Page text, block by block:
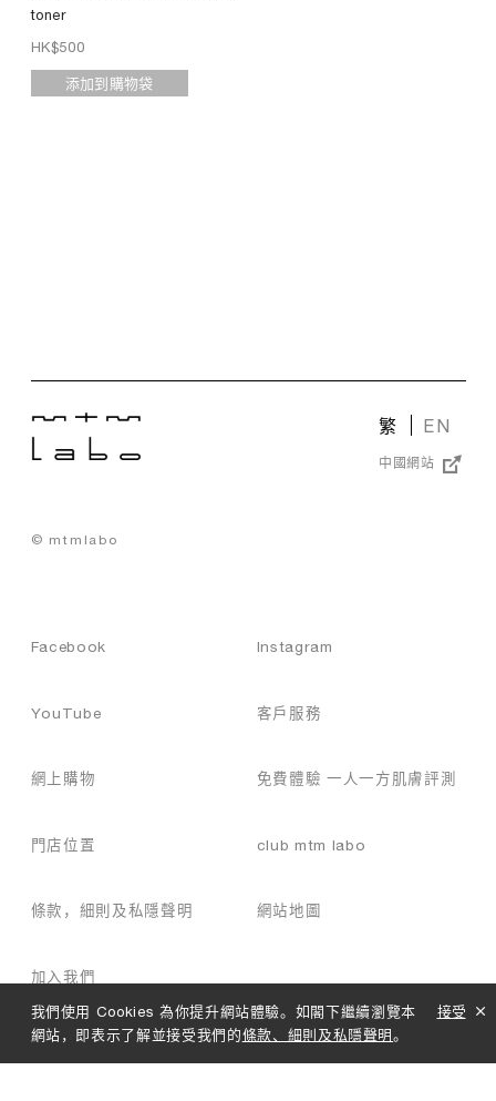
toner
HK$500
添加到購物袋
繁 EN
中國網站
© mtmlabo
Facebook Instagram
YouTube 客戶服務
網上購物 免費體驗 一人一方肌膚評測
門店位置 club mtm labo
條款，細則及私隱聲明 網站地圖
加入我們
我們使用 Cookies 為你提升網站體驗。如閣下繼續瀏覽本
網站，即表示了解並接受我們的條款、細則及私隱聲明。
接受